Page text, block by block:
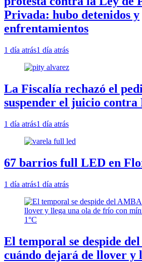
Privada: hubo detenidos y
enfrentamientos
1 día atrás1 día atrás
La Fiscalía rechazó el
suspender el juicio
1 día atrás1 día atrás
67 barrios full LED en
1 día atrás1 día atrás
El temporal se despide
cuándo dejará de llover y